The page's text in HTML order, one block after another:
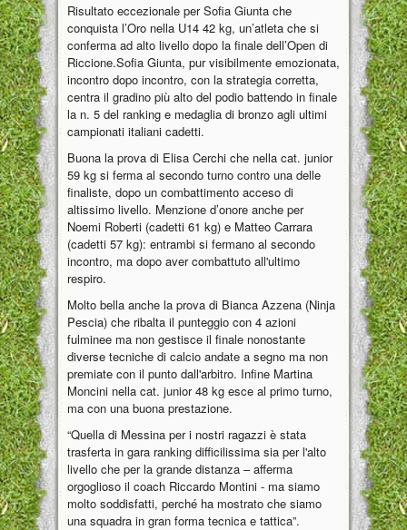
Risultato eccezionale per Sofia Giunta che
conquista l’Oro nella U14 42 kg, un’atleta che si
conferma ad alto livello dopo la finale dell’Open di
Riccione.Sofia Giunta, pur visibilmente emozionata,
incontro dopo incontro, con la strategia corretta,
centra il gradino più alto del podio battendo in finale
la n. 5 del ranking e medaglia di bronzo agli ultimi
campionati italiani cadetti.
Buona la prova di Elisa Cerchi che nella cat. junior
59 kg si ferma al secondo turno contro una delle
finaliste, dopo un combattimento acceso di
altissimo livello. Menzione d’onore anche per
Noemi Roberti (cadetti 61 kg) e Matteo Carrara
(cadetti 57 kg): entrambi si fermano al secondo
incontro, ma dopo aver combattuto all'ultimo
respiro.
Molto bella anche la prova di Bianca Azzena (Ninja
Pescia) che ribalta il punteggio con 4 azioni
fulminee ma non gestisce il finale nonostante
diverse tecniche di calcio andate a segno ma non
premiate con il punto dall'arbitro. Infine Martina
Moncini nella cat. junior 48 kg esce al primo turno,
ma con una buona prestazione.
“Quella di Messina per i nostri ragazzi è stata
trasferta in gara ranking difficilissima sia per l'alto
livello che per la grande distanza – afferma
orgoglioso il coach Riccardo Montini - ma siamo
molto soddisfatti, perché ha mostrato che siamo
una squadra in gran forma tecnica e tattica”.